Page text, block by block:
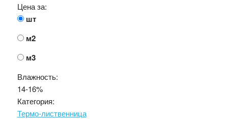
Цена за:
шт
м2
м3
Влажность:
14-16%
Категория:
Термо-лиственница